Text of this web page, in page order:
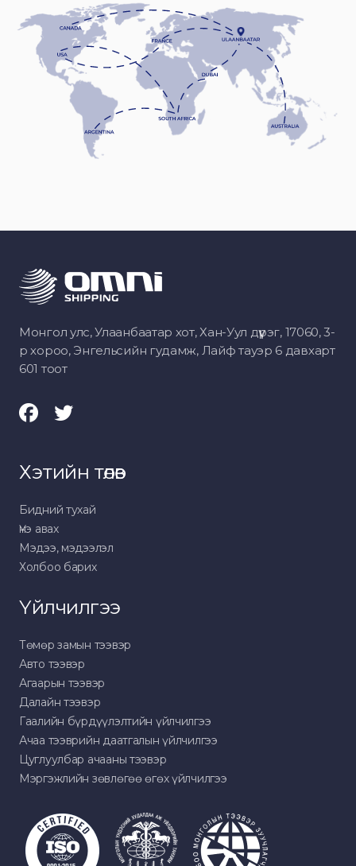
Монгол улс, Улаанбаатар хот, Хан-Уул дүүрэг, 17060, 3-
р хороо, Энгельсийн гудамж, Лайф тауэр 6 давхарт
601 тоот
Хэтийн төлөв
Бидний тухай
Үнэ авах
Мэдээ, мэдээлэл
Холбоо барих
Үйлчилгээ
Төмөр замын тээвэр
Авто тээвэр
Агаарын тээвэр
Далайн тээвэр
Гаалийн бүрдүүлэлтийн үйлчилгээ
Ачаа тээврийн даатгалын үйлчилгээ
Цуглуулбар ачааны тээвэр
Мэргэжлийн зөвлөгөө өгөх үйлчилгээ